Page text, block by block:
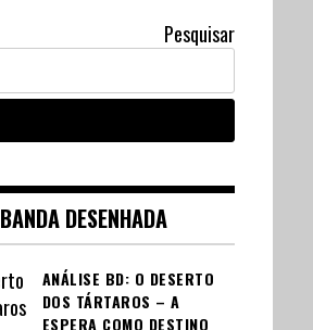
Pesquisar
BANDA DESENHADA
ANÁLISE BD: O DESERTO
DOS TÁRTAROS – A
ESPERA COMO DESTINO